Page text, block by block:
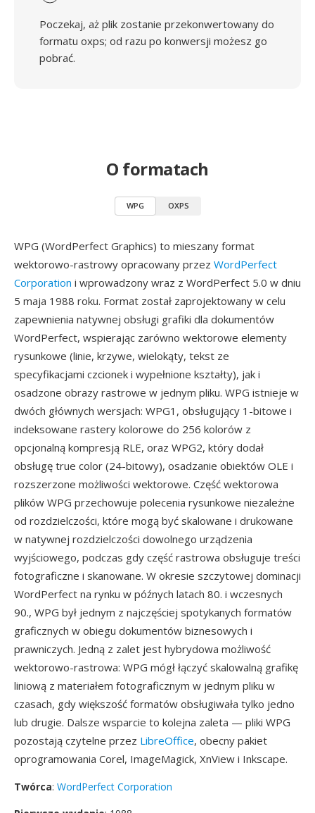
Poczekaj, aż plik zostanie przekonwertowany do
formatu oxps; od razu po konwersji możesz go
pobrać.
O formatach
WPG OXPS
WPG (WordPerfect Graphics) to mieszany format
wektorowo-rastrowy opracowany przez WordPerfect
Corporation i wprowadzony wraz z WordPerfect 5.0 w dniu
5 maja 1988 roku. Format został zaprojektowany w celu
zapewnienia natywnej obsługi grafiki dla dokumentów
WordPerfect, wspierając zarówno wektorowe elementy
rysunkowe (linie, krzywe, wielokąty, tekst ze
specyfikacjami czcionek i wypełnione kształty), jak i
osadzone obrazy rastrowe w jednym pliku. WPG istnieje w
dwóch głównych wersjach: WPG1, obsługujący 1-bitowe i
indeksowane rastery kolorowe do 256 kolorów z
opcjonalną kompresją RLE, oraz WPG2, który dodał
obsługę true color (24-bitowy), osadzanie obiektów OLE i
rozszerzone możliwości wektorowe. Część wektorowa
plików WPG przechowuje polecenia rysunkowe niezależne
od rozdzielczości, które mogą być skalowane i drukowane
w natywnej rozdzielczości dowolnego urządzenia
wyjściowego, podczas gdy część rastrowa obsługuje treści
fotograficzne i skanowane. W okresie szczytowej dominacji
WordPerfect na rynku w późnych latach 80. i wczesnych
90., WPG był jednym z najczęściej spotykanych formatów
graficznych w obiegu dokumentów biznesowych i
prawniczych. Jedną z zalet jest hybrydowa możliwość
wektorowo-rastrowa: WPG mógł łączyć skalowalną grafikę
liniową z materiałem fotograficznym w jednym pliku w
czasach, gdy większość formatów obsługiwała tylko jedno
lub drugie. Dalsze wsparcie to kolejna zaleta — pliki WPG
pozostają czytelne przez LibreOffice, obecny pakiet
oprogramowania Corel, ImageMagick, XnView i Inkscape.
Twórca: WordPerfect Corporation